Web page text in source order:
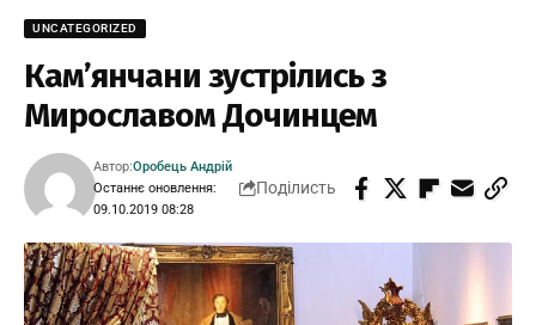
UNCATEGORIZED
Кам’янчани зустрілись з
Мирославом Дочинцем
Останнє оновлення:
09.10.2019 08:28
Автор:Оробець Андрій
Поділисть